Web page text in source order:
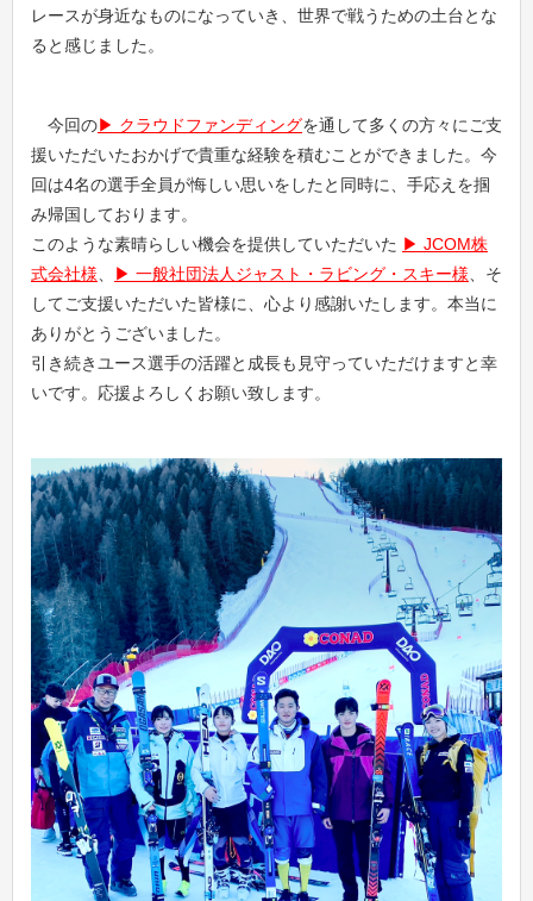
レースが身近なものになっていき、世界で戦うための土台とな
ると感じました。
今回の クラウドファンディングを通して多くの方々にご支
援いただいたおかげで貴重な経験を積むことができました。今
回は4名の選手全員が悔しい思いをしたと同時に、手応えを掴
み帰国しております。
このような素晴らしい機会を提供していただいた
JCOM株
式会社様
一般社団法人ジャスト・ラビング・スキー様 、そ
してご支援いただいた皆様に、心より感謝いたします。本当に
ありがとうございました。
引き続きユース選手の活躍と成長も見守っていただけますと幸
いです。応援よろしくお願い致します。